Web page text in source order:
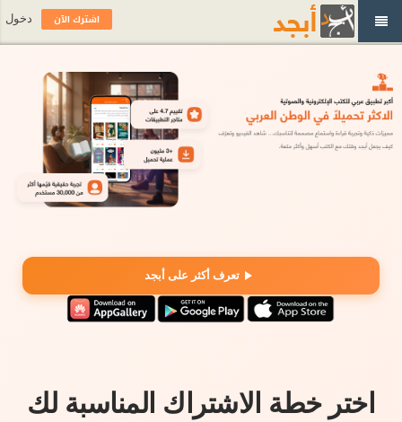
تعرف أكثر على أبجد
اختر خطة الاشتراك المناسبة لك
اشترك الآن دخول